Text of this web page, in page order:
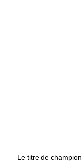
Le titre de